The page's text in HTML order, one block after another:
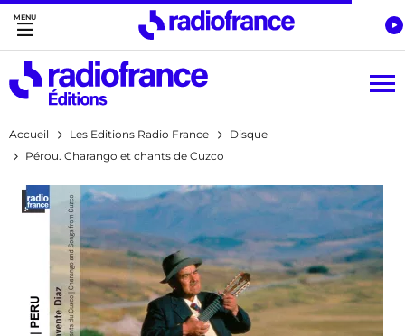
Accès direct :
Menu principal
Contenu
Accueil Les Editions Radio France
Disque
Pérou. Charango et chants de Cuzco